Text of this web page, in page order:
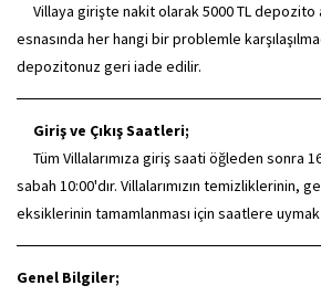
Villaya girişte nakit olarak 5000 TL depozito
esnasında her hangi bir problemle
depozitonuz geri iade edilir.
Giriş ve Çıkış Saatleri;
Tüm Villalarımıza giriş saati öğleden sonra
sabah 10:00'dır. Villalarımızın temizliklerinin,
eksiklerinin tamamlanması için saatlere
Genel Bilgiler;